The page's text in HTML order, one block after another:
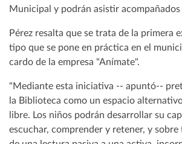
Municipal y podrán asistir acompañados
Pérez resalta que se trata de la primera
tipo que se pone en práctica en el
cardo de la empresa "Anímate".
"Mediante esta iniciativa -- apuntó--
la Biblioteca como un espacio
libre. Los niños podrán desarrollar su
escuchar, comprender y retener, y